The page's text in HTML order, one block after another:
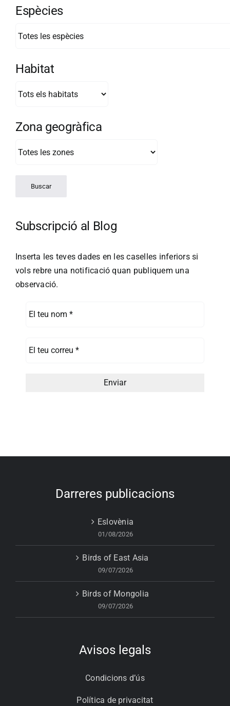
Espècies
Habitat
Zona geogràfica
Subscripció al Blog
Inserta les teves dades en les caselles inferiors si
vols rebre una notificació quan publiquem una
observació.
Darreres publicacions
Eslovènia
01/08/2026
Birds of East Asia
09/07/2026
Birds of Mongolia
09/07/2026
Avisos legals
Condicions d’ús
Política de privacitat